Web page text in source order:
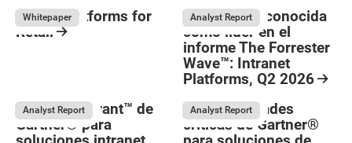
Button Text
May 7, 2026
Whitepaper
Digital Platforms for
Retail
Analyst Report
LumApps reconocida
como líder en el
informe The Forrester
Wave™: Intranet
Platforms, Q2 2026
Analyst Report
Magic Quadrant™ de
Gartner® para
Analyst Report
Funcionalidades
críticas de Gartner®